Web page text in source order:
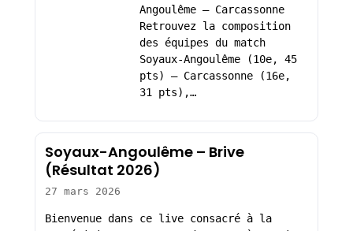
Angoulême – Carcassonne
Retrouvez la composition
des équipes du match
Soyaux-Angoulême (10e, 45
pts) – Carcassonne (16e,
31 pts),…
Soyaux-Angoulême – Brive
(Résultat 2026)
27 mars 2026
Bienvenue dans ce live consacré à la